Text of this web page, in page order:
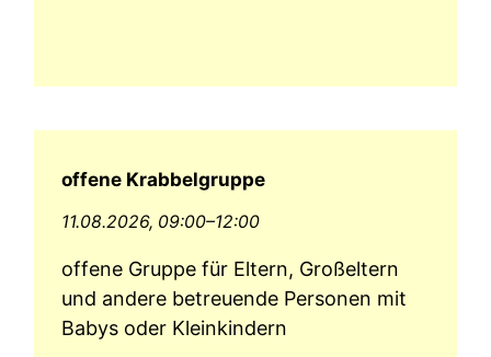
offene Krabbelgruppe
11.08.2026, 09:00–12:00
offene Gruppe für Eltern, Großeltern
und andere betreuende Personen mit
Babys oder Kleinkindern